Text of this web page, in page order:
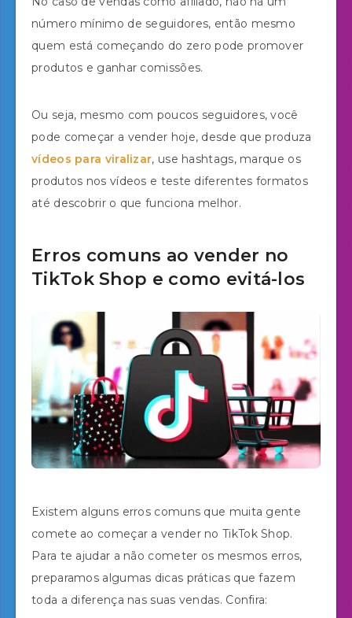
número mínimo de seguidores, então mesmo
quem está começando do zero pode promover
produtos e ganhar comissões.
Ou seja, mesmo com poucos seguidores, você
pode começar a vender hoje, desde que produza
vídeos para viralizar, use hashtags, marque os
produtos nos vídeos e teste diferentes formatos
até descobrir o que funciona melhor.
Erros comuns ao vender no
TikTok Shop e como evitá-los
Existem alguns erros comuns que muita gente
comete ao começar a vender no TikTok Shop.
Para te ajudar a não cometer os mesmos erros,
preparamos algumas dicas práticas que fazem
toda a diferença nas suas vendas. Confira: